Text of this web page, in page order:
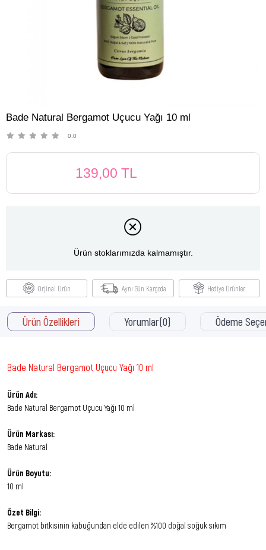
Bade Natural Bergamot Uçucu Yağı 10 ml
0.0
139,00 TL
Ürün stoklarımızda kalmamıştır.
Orjinal Ürün Aynı Gün Kargoda Hediye Ürünler
Ürün Özellikleri Yorumlar(0) Ödeme
Bade Natural Bergamot Uçucu Yağı 10 ml
Ürün Adı:
Bade Natural Bergamot Uçucu Yağı 10 ml
Ürün Markası:
Bade Natural
Ürün Boyutu:
10 ml
Özet Bilgi:
Bergamot bitkisinin kabuğundan elde edilen %100 doğal soğuk sıkım